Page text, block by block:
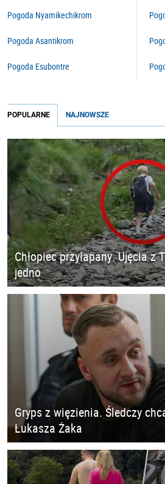
Pogoda Nyamikechikrom
Pogoda Asantikrom
Pogoda Esubontre
POPULARNE NAJNOWSZE
Chłopiec przyłapany. Ujęcia z
jedno
Gryps z więzienia. Śledczy
Łukasza Żaka